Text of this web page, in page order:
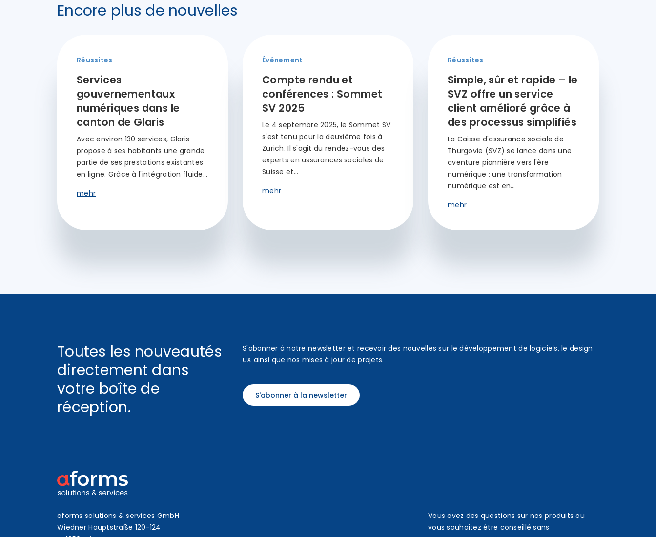
Encore plus de nouvelles
Réussites
Services
gouvernementaux
numériques dans le
canton de Glaris
Avec environ 130 services, Glaris
propose à ses habitants une grande
partie de ses prestations existantes
en ligne. Grâce à l'intégration fluide…
mehr
Événement
Compte rendu et
conférences : Sommet
SV 2025
Le 4 septembre 2025, le Sommet SV
s'est tenu pour la deuxième fois à
Zurich. Il s'agit du rendez-vous des
experts en assurances sociales de
Suisse et…
mehr
Réussites
Simple, sûr et rapide – le
SVZ offre un service
client amélioré grâce à
des processus simplifiés
La Caisse d'assurance sociale de
Thurgovie (SVZ) se lance dans une
aventure pionnière vers l'ère
numérique : une transformation
numérique est en…
mehr
Toutes les nouveautés
directement dans
votre boîte de
réception.
S'abonner à notre newsletter et recevoir des nouvelles sur le développement de logiciels, le design
UX ainsi que nos mises à jour de projets.
S'abonner à la newsletter
aforms solutions & services GmbH
Wiedner Hauptstraße 120-124
Vous avez des questions sur nos produits ou
vous souhaitez être conseillé sans